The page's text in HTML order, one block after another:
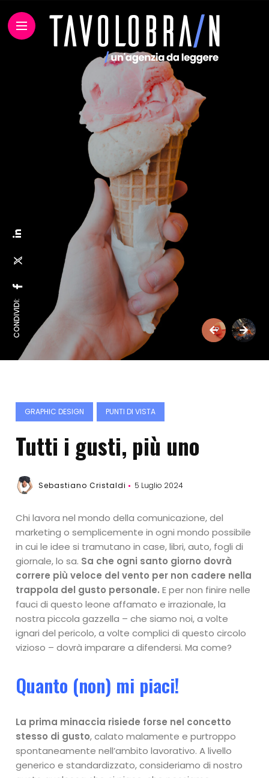
CONDIVIDI:
GRAPHIC DESIGN PUNTI DI VISTA
Tutti i gusti, più uno
Sebastiano Cristaldi 5 Luglio 2024
Chi lavora nel mondo della comunicazione, del
marketing o semplicemente in ogni mondo possibile
in cui le idee si tramutano in case, libri, auto, fogli di
giornale, lo sa. Sa che ogni santo giorno dovrà
correre più veloce del vento per non cadere nella
trappola del gusto personale. E per non finire nelle
fauci di questo leone affamato e irrazionale, la
nostra piccola gazzella – che siamo noi, a volte
ignari del pericolo, a volte complici di questo circolo
vizioso – dovrà imparare a difendersi. Ma come?
Quanto (non) mi piaci!
La prima minaccia risiede forse nel concetto
stesso di gusto, calato malamente e purtroppo
spontaneamente nell’ambito lavorativo. A livello
generico e standardizzato, consideriamo di nostro